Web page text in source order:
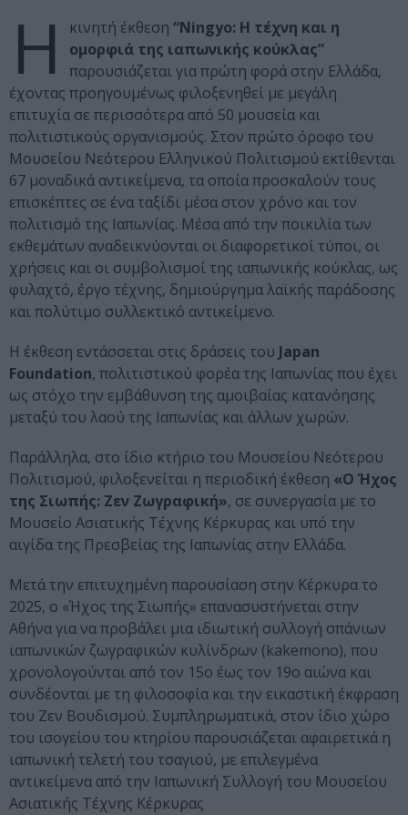
Η κινητή έκθεση “Ningyo: Η τέχνη και η
ομορφιά της ιαπωνικής κούκλας”
παρουσιάζεται για πρώτη φορά στην Ελλάδα,
έχοντας προηγουμένως φιλοξενηθεί με μεγάλη
επιτυχία σε περισσότερα από 50 μουσεία και
πολιτιστικούς οργανισμούς. Στον πρώτο όροφο του
Μουσείου Νεότερου Ελληνικού Πολιτισμού εκτίθενται
67 μοναδικά αντικείμενα, τα οποία προσκαλούν τους
επισκέπτες σε ένα ταξίδι μέσα στον χρόνο και τον
πολιτισμό της Ιαπωνίας. Μέσα από την ποικιλία των
εκθεμάτων αναδεικνύονται οι διαφορετικοί τύποι, οι
χρήσεις και οι συμβολισμοί της ιαπωνικής κούκλας, ως
φυλαχτό, έργο τέχνης, δημιούργημα λαϊκής παράδοσης
και πολύτιμο συλλεκτικό αντικείμενο.
Η έκθεση εντάσσεται στις δράσεις του Japan
Foundation, πολιτιστικού φορέα της Ιαπωνίας που έχει
ως στόχο την εμβάθυνση της αμοιβαίας κατανόησης
μεταξύ του λαού της Ιαπωνίας και άλλων χωρών.
Παράλληλα, στο ίδιο κτήριο του Μουσείου Νεότερου
Πολιτισμού, φιλοξενείται η περιοδική έκθεση «Ο Ήχος
της Σιωπής: Ζεν Ζωγραφική», σε συνεργασία με το
Μουσείο Ασιατικής Τέχνης Κέρκυρας και υπό την
αιγίδα της Πρεσβείας της Ιαπωνίας στην Ελλάδα.
Μετά την επιτυχημένη παρουσίαση στην Κέρκυρα το
2025, ο «Ήχος της Σιωπής» επανασυστήνεται στην
Αθήνα για να προβάλει μια ιδιωτική συλλογή σπάνιων
ιαπωνικών ζωγραφικών κυλίνδρων (kakemono), που
χρονολογούνται από τον 15ο έως τον 19ο αιώνα και
συνδέονται με τη φιλοσοφία και την εικαστική έκφραση
του Ζεν Βουδισμού. Συμπληρωματικά, στον ίδιο χώρο
του ισογείου του κτηρίου παρουσιάζεται αφαιρετικά η
ιαπωνική τελετή του τσαγιού, με επιλεγμένα
αντικείμενα από την Ιαπωνική Συλλογή του Μουσείου
Ασιατικής Τέχνης Κέρκυρας